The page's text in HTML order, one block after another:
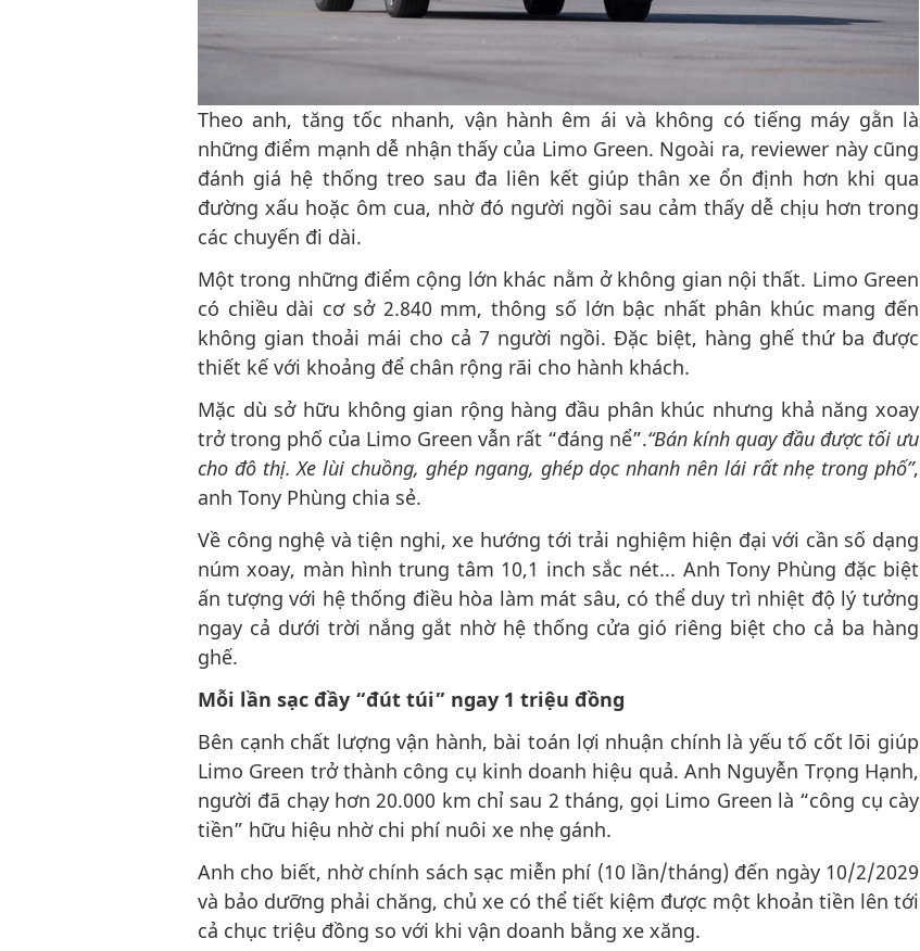
Theo anh, tăng tốc nhanh, vận hành êm ái và không có tiếng máy gằn là
những điểm mạnh dễ nhận thấy của Limo Green. Ngoài ra, reviewer này cũng
đánh giá hệ thống treo sau đa liên kết giúp thân xe ổn định hơn khi qua
đường xấu hoặc ôm cua, nhờ đó người ngồi sau cảm thấy dễ chịu hơn trong
các chuyến đi dài.
Một trong những điểm cộng lớn khác nằm ở không gian nội thất. Limo Green
có chiều dài cơ sở 2.840 mm, thông số lớn bậc nhất phân khúc mang đến
không gian thoải mái cho cả 7 người ngồi. Đặc biệt, hàng ghế thứ ba được
thiết kế với khoảng để chân rộng rãi cho hành khách.
Mặc dù sở hữu không gian rộng hàng đầu phân khúc nhưng khả năng xoay
trở trong phố của Limo Green vẫn rất “đáng nể”.“Bán kính quay đầu được tối ưu
cho đô thị. Xe lùi chuồng, ghép ngang, ghép dọc nhanh nên lái rất nhẹ trong phố”,
anh Tony Phùng chia sẻ.
Về công nghệ và tiện nghi, xe hướng tới trải nghiệm hiện đại với cần số dạng
núm xoay, màn hình trung tâm 10,1 inch sắc nét... Anh Tony Phùng đặc biệt
ấn tượng với hệ thống điều hòa làm mát sâu, có thể duy trì nhiệt độ lý tưởng
ngay cả dưới trời nắng gắt nhờ hệ thống cửa gió riêng biệt cho cả ba hàng
ghế.
Mỗi lần sạc đầy “đút túi” ngay 1 triệu đồng
Bên cạnh chất lượng vận hành, bài toán lợi nhuận chính là yếu tố cốt lõi giúp
Limo Green trở thành công cụ kinh doanh hiệu quả. Anh Nguyễn Trọng Hạnh,
người đã chạy hơn 20.000 km chỉ sau 2 tháng, gọi Limo Green là “công cụ cày
tiền” hữu hiệu nhờ chi phí nuôi xe nhẹ gánh.
Anh cho biết, nhờ chính sách sạc miễn phí (10 lần/tháng) đến ngày 10/2/2029
và bảo dưỡng phải chăng, chủ xe có thể tiết kiệm được một khoản tiền lên tới
cả chục triệu đồng so với khi vận doanh bằng xe xăng.